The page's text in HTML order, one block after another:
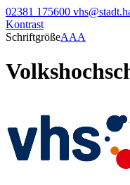
02381 175600
Kontrast
SchriftgrößeAAA